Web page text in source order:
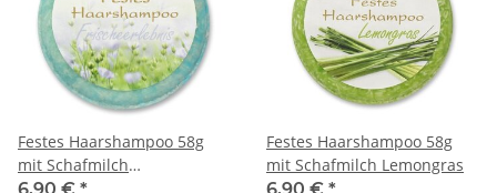
Festes Haarshampoo 58g
mit Schafmilch
Frischeerlebnis
Festes Haarshampoo 58g
mit Schafmilch Lemongras